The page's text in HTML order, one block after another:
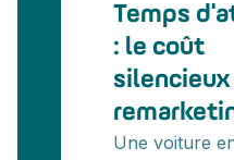
Temps
: le coût
silencieux
Une voiture